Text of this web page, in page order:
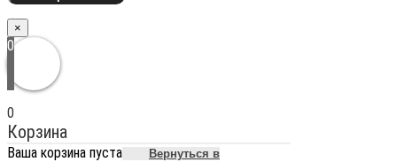
×
0
0
Корзина
Ваша корзина пуста
Вернуться в